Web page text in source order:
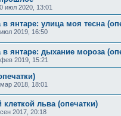
июл 2020, 13:01
янтаре: улица моя тесна
2019, 16:50
янтаре: дыхание мороза
2019, 15:21
2018, 18:01
клеткой льва (опечатки)
2017, 20:18